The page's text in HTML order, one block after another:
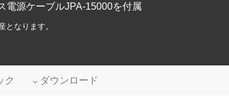
電源ケーブルJPA-15000を付属
となります。
ク ダウンロード